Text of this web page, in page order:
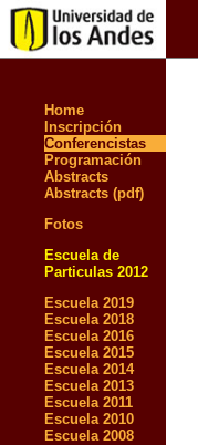
Home
Inscripción
Conferencistas
Programación
Abstracts
Abstracts (pdf)
Fotos
Escuela de
Particulas 2012
Escuela 2019
Escuela 2018
Escuela 2016
Escuela 2015
Escuela 2014
Escuela 2013
Escuela 2011
Escuela 2010
Escuela 2008